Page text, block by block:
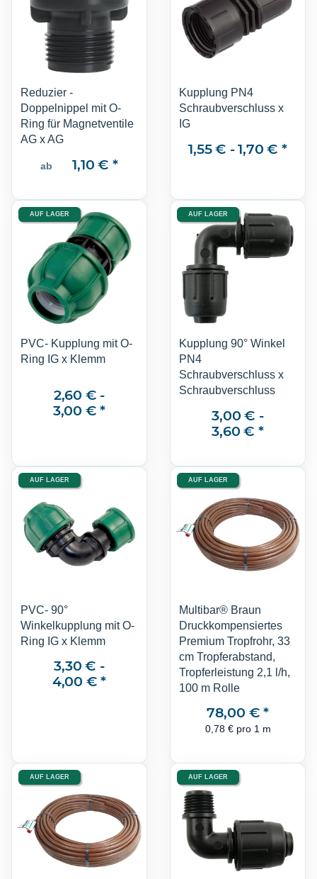
Reduzier -
Doppelnippel mit O-
Ring für Magnetventile
AG x AG
ab 1,10 € *
Kupplung PN4
Schraubverschluss x
IG
1,55 € -1,70 €*
AUF LAGER
PVC- Kupplung mit O-
Ring IG x Klemm
2,60 € -
3,00 €*
AUF LAGER
Kupplung 90° Winkel
PN4
Schraubverschluss x
Schraubverschluss
3,00 € -
3,60 € *
AUF LAGER
PVC- 90°
Winkelkupplung mit O-
Ring IG x Klemm
3,30 € -
4,00 €*
AUF LAGER
Multibar® Braun
Druckkompensiertes
Premium Tropfrohr, 33
cm Tropferabstand,
Tropferleistung 2,1 l/h,
100 m Rolle
78,00 €*
0,78 € pro 1 m
AUF LAGER AUF LAGER